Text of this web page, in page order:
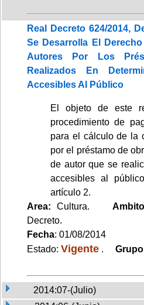
Real Decreto 624/2014,
Se Desarrolla El
Autores Por Los
Realizados En
Accesibles Al Público
El objeto de este
procedimiento de
para el cálculo de la
por el préstamo de
de autor que se
accesibles al
artículo 2.
Area: Cultura. Ambito
Decreto.
Fecha: 01/08/2014
Estado: Vigente .
2014:07-(Julio)